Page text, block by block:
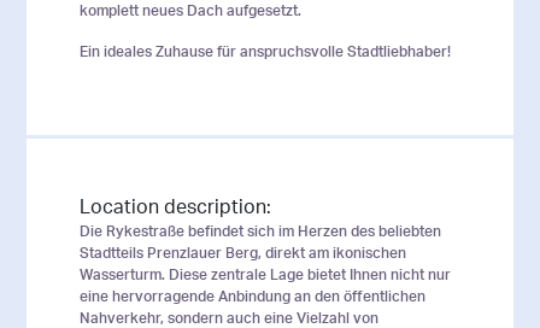
komplett neues Dach aufgesetzt.
Ein ideales Zuhause für anspruchsvolle Stadtliebhaber!
Location description:
Die Rykestraße befindet sich im Herzen des beliebten
Stadtteils Prenzlauer Berg, direkt am ikonischen
Wasserturm. Diese zentrale Lage bietet Ihnen nicht nur
eine hervorragende Anbindung an den öffentlichen
Nahverkehr, sondern auch eine Vielzahl von